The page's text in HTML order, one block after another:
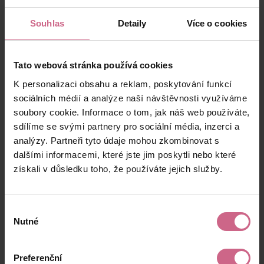
Souhlas Detaily Více o cookies
Tato webová stránka používá cookies
K personalizaci obsahu a reklam, poskytování funkcí
sociálních médií a analýze naší návštěvnosti využíváme
soubory cookie. Informace o tom, jak náš web používáte,
sdílíme se svými partnery pro sociální média, inzerci a
analýzy. Partneři tyto údaje mohou zkombinovat s
dalšími informacemi, které jste jim poskytli nebo které
získali v důsledku toho, že používáte jejich služby.
souhlasu
Nutné
Preferenční
D****
80 €
18:14:36
7 €
K****
162 €
18:06:36
14 €
H****
80 €
8. 11. 2025
M****
S****
8. 11. 2025
10:49:20
B****
V****
200 €
8. 11. 2025
09:54:14
18 €
V****
31 €
8. 11. 2025
2 €